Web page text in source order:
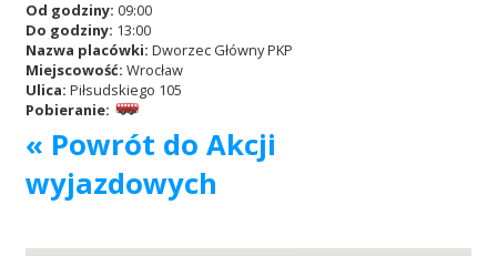
RCKiK
Akcje wyjazdowe
Od godziny: 09:00
Do godziny: 13:00
Nazwa placówki: Dworzec Główny PKP
Miejscowość: Wrocław
Ulica: Piłsudskiego 105
Pobieranie:
« Powrót do Akcji
wyjazdowych